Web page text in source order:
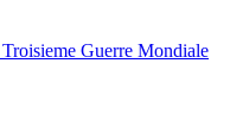
Guerre Mondiale